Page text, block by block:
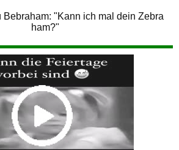
Bebraham: "Kann ich mal dein Zebra
ham?"